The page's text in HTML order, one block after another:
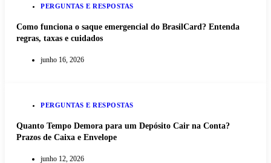
PERGUNTAS E RESPOSTAS
Como funciona o saque emergencial do BrasilCard? Entenda
regras, taxas e cuidados
junho 16, 2026
PERGUNTAS E RESPOSTAS
Quanto Tempo Demora para um Depósito Cair na Conta?
Prazos de Caixa e Envelope
junho 12, 2026